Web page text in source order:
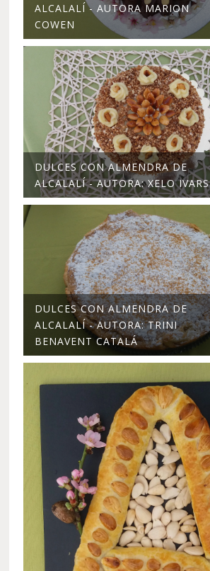
ALCALALÍ - AUTORA MARION
COWEN
DULCES CON ALMENDRA DE
ALCALALÍ - AUTORA: XELO IVARS
DULCES CON ALMENDRA DE
ALCALALÍ - AUTORA: TRINI
BENAVENT CATALÁ